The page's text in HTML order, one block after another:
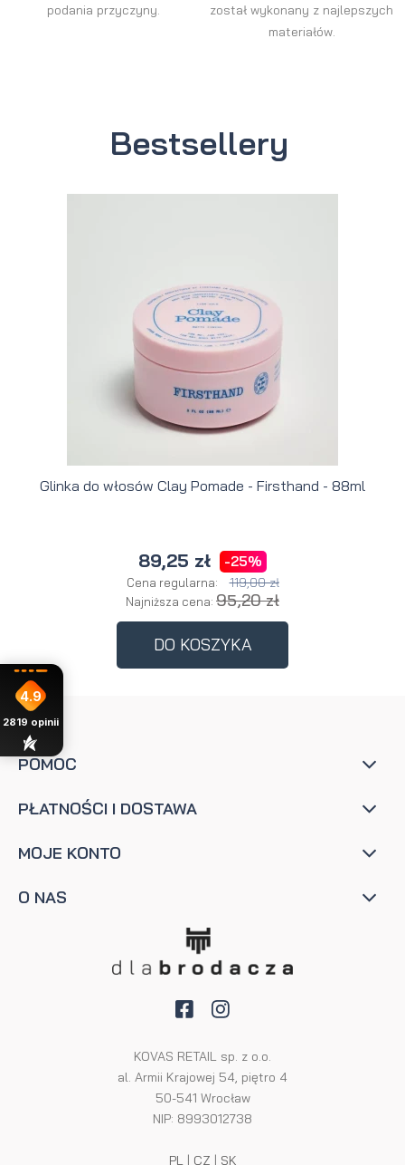
podania przyczyny.
został wykonany z najlepszych
materiałów.
Bestsellery
Glinka do włosów Clay Pomade - Firsthand - 88ml
89,25 zł -25%
Cena regularna: 119,00 zł
Najniższa cena: 95,20 zł
DO KOSZYKA
POMOC
PŁATNOŚCI I DOSTAWA
MOJE KONTO
O NAS
KOVAS RETAIL sp. z o.o.
al. Armii Krajowej 54, piętro 4
50-541 Wrocław
NIP: 8993012738
PL| CZ | SK
4.9
2819 opinii